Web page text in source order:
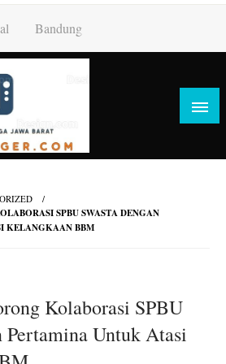
Bandung
SPBU SWASTA DENGAN
KELANGKAAN BBM
Kolaborasi SPBU
Pertamina Untuk Atasi